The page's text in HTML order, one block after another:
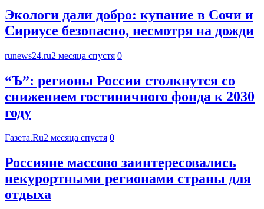
Экологи дали добро: купание в Сочи и
Сириусе безопасно, несмотря на дожди
runews24.ru2 месяца спустя 0
“Ъ”: регионы России столкнутся со
снижением гостиничного фонда к 2030
году
Газета.Ru2 месяца спустя 0
Россияне массово заинтересовались
некурортными регионами страны для
отдыха